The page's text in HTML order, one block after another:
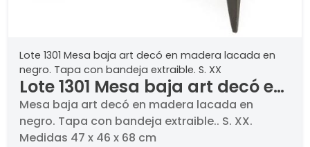
Lote 1301 Mesa baja art decó en madera lacada en
negro. Tapa con bandeja extraible. S. XX
Lote 1301 Mesa baja art decó en
madera lacada en negro. Tapa
con bandeja extraible. S. XX
Mesa baja art decó en madera lacada en
negro. Tapa con bandeja extraible.. S. XX.
Medidas 47 x 46 x 68 cm